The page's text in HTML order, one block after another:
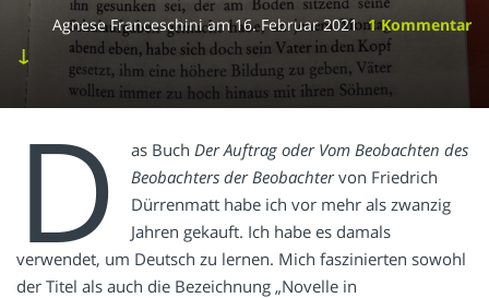
Agnese Franceschiniam 16. Februar 2021 1 Kommentar
↓
D as Buch Der Auftrag oder Vom Beobachten des
Beobachters der Beobachtervon Friedrich
Dürrenmatt habe ich vor mehr als zwanzig
Jahren gekauft. Ich habe es damals
verwendet, um Deutsch zu lernen. Mich faszinierten sowohl
der Titel als auch die Bezeichnung „Novelle in